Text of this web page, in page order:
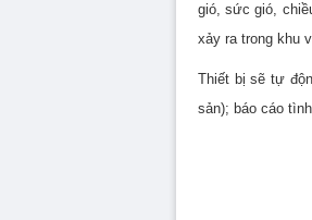
gió, sức gió,
xảy ra trong khu
Thiết bị sẽ tự
sản); báo cáo